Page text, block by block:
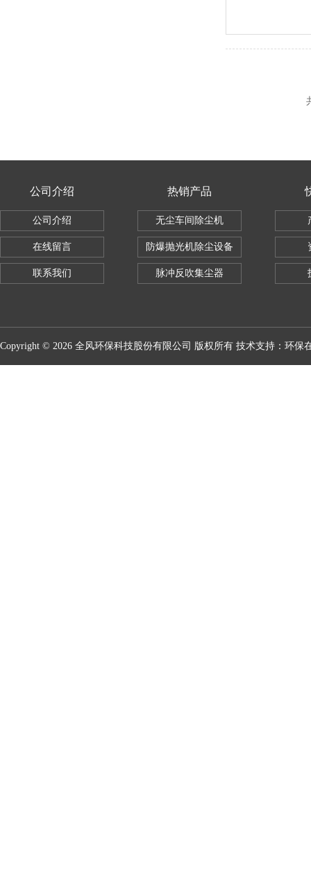
公司介绍
公司介绍
在线留言
联系我们
热销产品
无尘车间除尘机
防爆抛光机除尘设备
脉冲反吹集尘器
Copyright © 2026 全风环保科技股份有限公司 版权所有 技术支持： 环保